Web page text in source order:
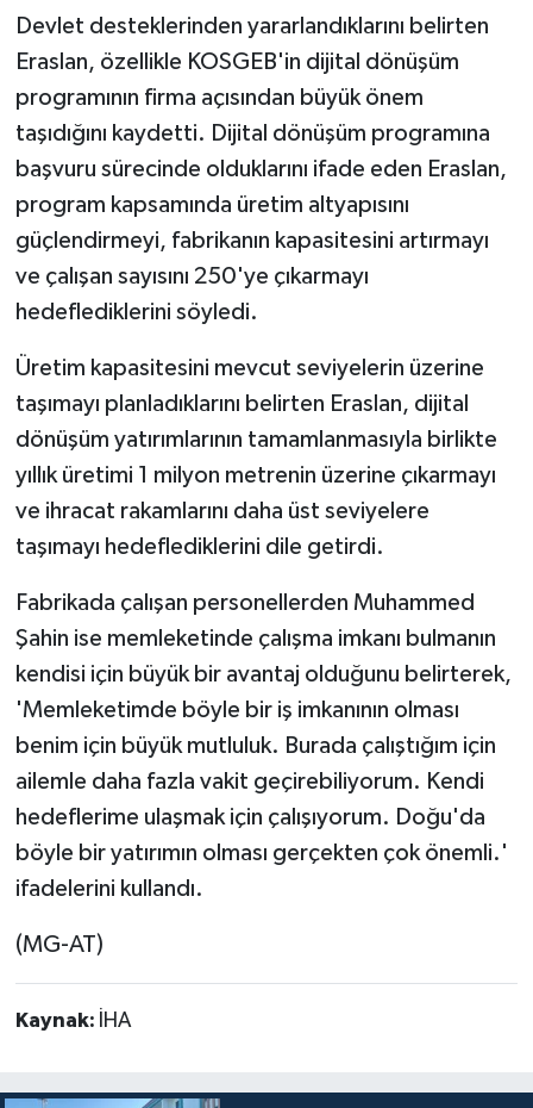
Devlet desteklerinden yararlandıklarını belirten
Eraslan, özellikle KOSGEB'in dijital dönüşüm
programının firma açısından büyük önem
taşıdığını kaydetti. Dijital dönüşüm programına
başvuru sürecinde olduklarını ifade eden Eraslan,
program kapsamında üretim altyapısını
güçlendirmeyi, fabrikanın kapasitesini artırmayı
ve çalışan sayısını 250'ye çıkarmayı
hedeflediklerini söyledi.
Üretim kapasitesini mevcut seviyelerin üzerine
taşımayı planladıklarını belirten Eraslan, dijital
dönüşüm yatırımlarının tamamlanmasıyla birlikte
yıllık üretimi 1 milyon metrenin üzerine çıkarmayı
ve ihracat rakamlarını daha üst seviyelere
taşımayı hedeflediklerini dile getirdi.
Fabrikada çalışan personellerden Muhammed
Şahin ise memleketinde çalışma imkanı bulmanın
kendisi için büyük bir avantaj olduğunu belirterek,
'Memleketimde böyle bir iş imkanının olması
benim için büyük mutluluk. Burada çalıştığım için
ailemle daha fazla vakit geçirebiliyorum. Kendi
hedeflerime ulaşmak için çalışıyorum. Doğu'da
böyle bir yatırımın olması gerçekten çok önemli.'
ifadelerini kullandı.
(MG-AT)
Kaynak: İHA